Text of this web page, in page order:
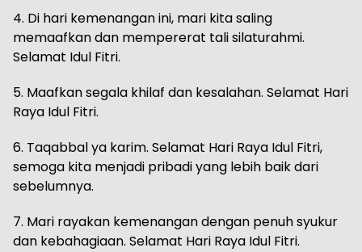
4. Di hari kemenangan ini, mari kita saling
memaafkan dan mempererat tali silaturahmi.
Selamat Idul Fitri.
5. Maafkan segala khilaf dan kesalahan. Selamat Hari
Raya Idul Fitri.
6. Taqabbal ya karim. Selamat Hari Raya Idul Fitri,
semoga kita menjadi pribadi yang lebih baik dari
sebelumnya.
7. Mari rayakan kemenangan dengan penuh syukur
dan kebahagiaan. Selamat Hari Raya Idul Fitri.